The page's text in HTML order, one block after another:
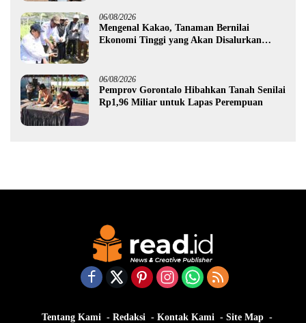
06/08/2026
Mengenal Kakao, Tanaman Bernilai
Ekonomi Tinggi yang Akan Disalurkan
06/08/2026
Pemprov Gorontalo Hibahkan Tanah Senilai
Rp1,96 Miliar untuk Lapas Perempuan
Tentang Kami Redaksi Kontak Kami
Site Map